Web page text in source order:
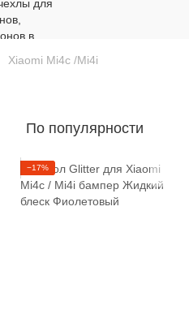
Xiaomi Mi4c /Mi4i
По популярности
−17%